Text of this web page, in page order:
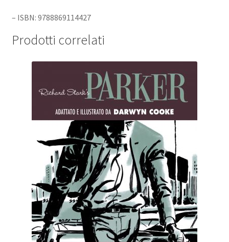
– ISBN: 9788869114427
Prodotti correlati